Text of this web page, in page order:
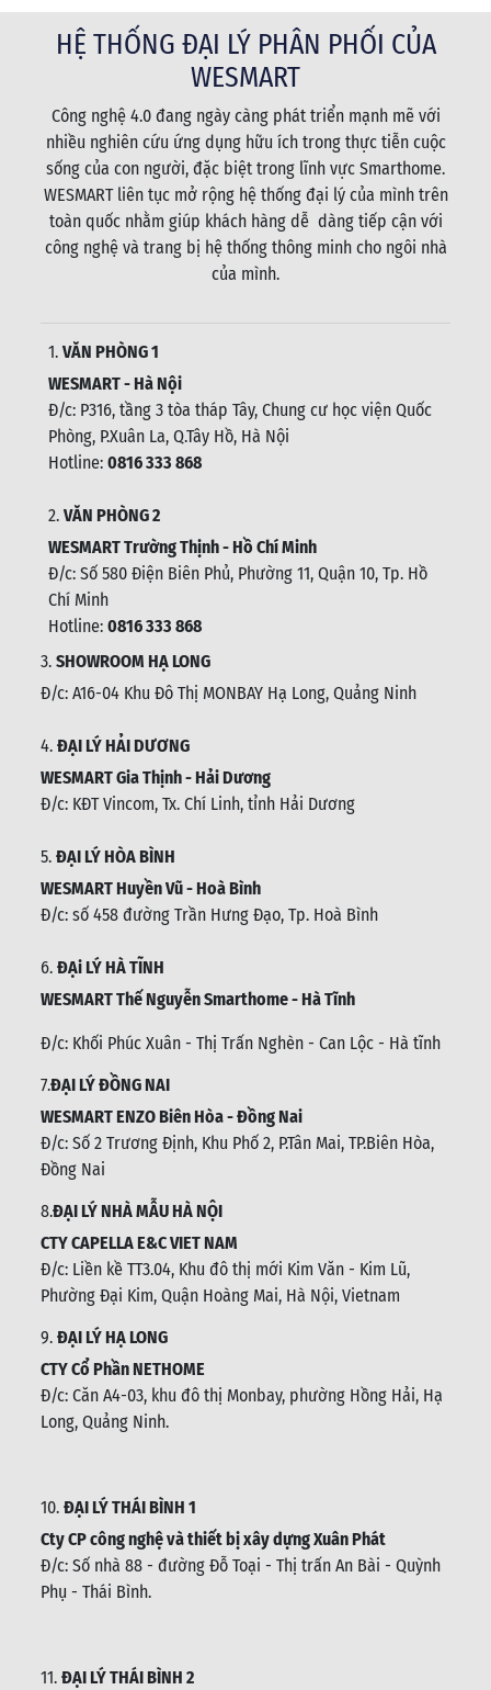
HỆ THỐNG ĐẠI LÝ PHÂN PHỐI CỦA
WESMART
Công nghệ 4.0 đang ngày càng phát triển mạnh mẽ với
nhiều nghiên cứu ứng dụng hữu ích trong thực tiễn cuộc
sống của con người, đặc biệt trong lĩnh vực Smarthome.
WESMART liên tục mở rộng hệ thống đại lý của mình trên
toàn quốc nhằm giúp khách hàng dễ dàng tiếp cận với
công nghệ và trang bị hệ thống thông minh cho ngôi nhà
của mình.
1. VĂN PHÒNG 1
WESMART - Hà Nội
Đ/c: P316, tầng 3 tòa tháp Tây, Chung cư học viện Quốc
Phòng, P.Xuân La, Q.Tây Hồ, Hà Nội
Hotline: 0816 333 868
2. VĂN PHÒNG 2
WESMART Trường Thịnh - Hồ Chí Minh
Đ/c: Số 580 Điện Biên Phủ, Phường 11, Quận 10, Tp. Hồ
Chí Minh
Hotline: 0816 333 868
3. SHOWROOM HẠ LONG
Đ/c: A16-04 Khu Đô Thị MONBAY Hạ Long, Quảng Ninh
4. ĐẠI LÝ HẢI DƯƠNG
WESMART Gia Thịnh - Hải Dương
Đ/c: KĐT Vincom, Tx. Chí Linh, tỉnh Hải Dương
5. ĐẠI LÝ HÒA BÌNH
WESMART Huyền Vũ - Hoà Bình
Đ/c: số 458 đường Trần Hưng Đạo, Tp. Hoà Bình
6. ĐẠi LÝ HÀ TĨNH
WESMART Thế Nguyễn Smarthome - Hà Tĩnh
Đ/c: Khối Phúc Xuân - Thị Trấn Nghèn - Can Lộc - Hà tĩnh
7.ĐẠI LÝ ĐỒNG NAI
WESMART ENZO Biên Hòa - Đồng Nai
Đ/c: Số 2 Trương Định, Khu Phố 2, P.Tân Mai, TP.Biên Hòa,
Đồng Nai
8.ĐẠI LÝ NHÀ MẪU HÀ NỘI
CTY CAPELLA E&C VIET NAM
Đ/c: Liền kề TT3.04, Khu đô thị mới Kim Văn - Kim Lũ,
Phường Đại Kim, Quận Hoàng Mai, Hà Nội, Vietnam
9. ĐẠI LÝ HẠ LONG
CTY Cổ Phần NETHOME
Đ/c: Căn A4-03, khu đô thị Monbay, phường Hồng Hải, Hạ
Long, Quảng Ninh.
10. ĐẠI LÝ THÁI BÌNH 1
Cty CP công nghệ và thiết bị xây dựng Xuân Phát
Đ/c: Số nhà 88 - đường Đỗ Toại - Thị trấn An Bài - Quỳnh
Phụ - Thái Bình.
11. ĐẠI LÝ THÁI BÌNH 2